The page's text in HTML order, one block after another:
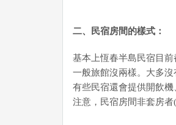
二、民宿房間的樣式：
基本上恆春半島民宿目
一般旅館沒兩樣。大多沒
有些民宿還會提供開飲
注意，民宿房間非套房